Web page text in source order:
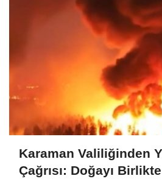
Karaman Valiliğinden
Çağrısı: Doğayı